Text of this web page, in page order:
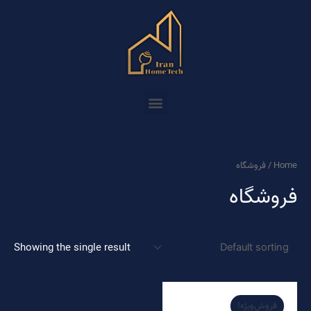
Menu
Home/ فروشگاه
فروشگاه
Showing the single result
فروش‌ویژه!